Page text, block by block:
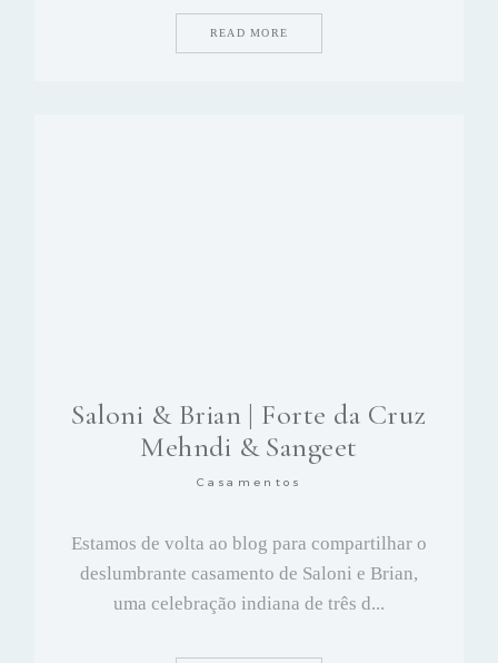
READ MORE
Saloni & Brian | Forte da Cruz
Mehndi & Sangeet
Casamentos
Estamos de volta ao blog para compartilhar o
deslumbrante casamento de Saloni e Brian,
uma celebração indiana de três d...